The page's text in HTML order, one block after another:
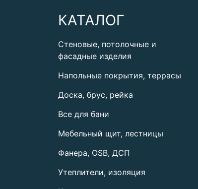
КАТАЛОГ
Стеновые, потолочные и
фасадные изделия
Напольные покрытия, террасы
Доска, брус, рейка
Все для бани
Мебельный щит, лестницы
Фанера, OSB, ДСП
Утеплители, изоляция